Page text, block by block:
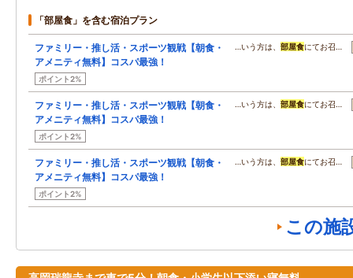
「部屋食」を含む宿泊プラン
ファミリー・推し活・スポーツ観戦【朝食・
アメニティ無料】コスパ最強！
ポイント2%
…いう方は、 部屋食にてお召…
ファミリー・推し活・スポーツ観戦【朝食・
アメニティ無料】コスパ最強！
ポイント2%
…いう方は、 部屋食にてお召…
ファミリー・推し活・スポーツ観戦【朝食・
アメニティ無料】コスパ最強！
ポイント2%
…いう方は、 部屋食にてお召…
この施